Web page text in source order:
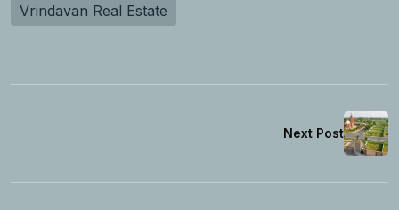
Vrindavan Real Estate
Next Post